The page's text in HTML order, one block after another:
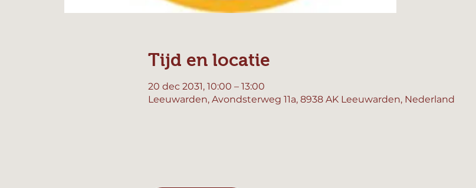
Tijd en locatie
20 dec 2031, 10:00 – 13:00
Leeuwarden, Avondsterweg 11a, 8938 AK Leeuwarden, Nederland